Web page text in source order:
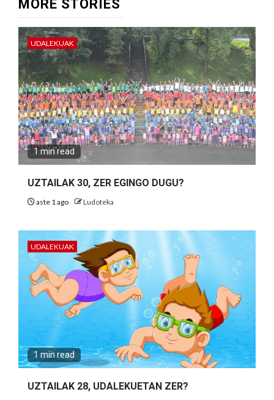
MORE STORIES
UDALEKUAK
1 min read
UZTAILAK 30, ZER EGINGO DUGU?
aste 1 ago Ludoteka
UDALEKUAK
1 min read
UZTAILAK 28, UDALEKUETAN ZER?